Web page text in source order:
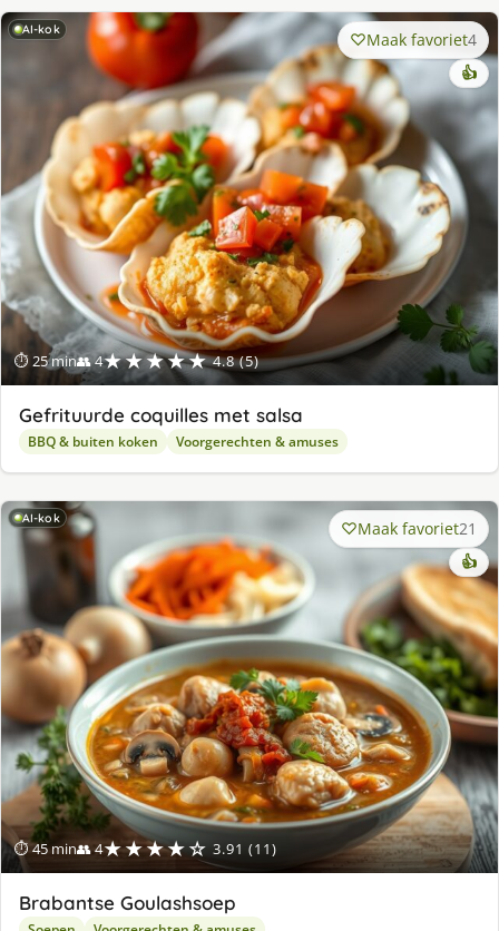
AI-kok
⏱ 25 min👥 4★★★★★ 4.8 (5)
Maak favoriet4
👍
Gefrituurde coquilles met salsa
BBQ & buiten koken Voorgerechten & amuses
AI-kok
⏱ 45 min👥 4★★★★☆ 3.91 (11)
Maak favoriet21
👍
Brabantse Goulashsoep